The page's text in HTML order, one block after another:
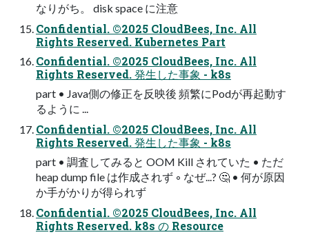
なりがち。 disk space に注意
Confidential. ©2025 CloudBees, Inc. All
Rights Reserved. Kubernetes Part
Confidential. ©2025 CloudBees, Inc. All
Rights Reserved. 発生した事象 - k8s
part • Java側の修正を反映後 頻繁にPodが再起動す
るように ...
Confidential. ©2025 CloudBees, Inc. All
Rights Reserved. 発生した事象 - k8s
part • 調査してみると OOM Kill されていた • ただ
heap dump file は作成されず ◦ なぜ...? 🤔 • 何が原因
か手がかりが得られず
Confidential. ©2025 CloudBees, Inc. All
Rights Reserved. k8s の Resource